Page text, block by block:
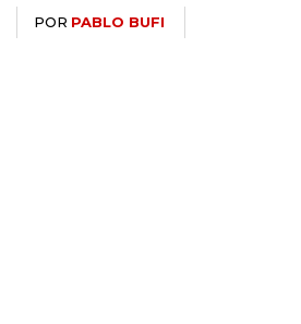
POR PABLO BUFI